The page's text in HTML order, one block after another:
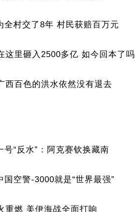
全村交了8年 村民获赔百万元
这里砸入2500多亿 如今回本了吗
西百色的洪水依然没有退去
号“反水”：阿克赛钦换藏南
国空警-3000就是“世界最强”
重燃 美伊海战全面打响